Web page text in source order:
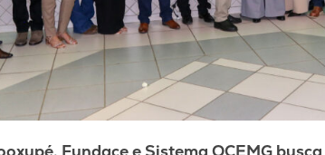
Fundace e Sistema OCEMG